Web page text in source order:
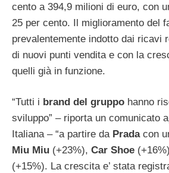
cento a 394,9 milioni di euro, con
25 per cento. Il miglioramento del
prevalentemente indotto dai ricavi
di nuovi punti vendita e con la
quelli già in funzione.
“Tutti i brand del gruppo hanno
sviluppo” – riporta un comunicato
Italiana – “a partire da Pradacon
Miu Miu (+23%), Car Shoe
(+15%). La crescita e’ stata